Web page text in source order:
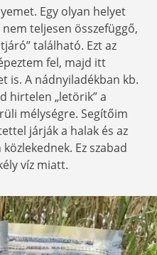
Egy olyan helyet
teljesen összefüggő,
található. Ezt az
fel, majd itt
is. A nádnyiladékban kb.
hirtelen „letörik” a
mélységre. Segítőim
járják a halak és az
Ez szabad
víz miatt.